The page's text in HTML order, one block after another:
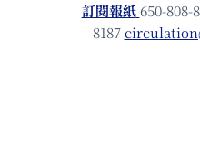
訂閱報紙 650-808-
8187